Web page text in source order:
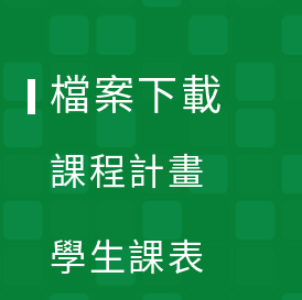
檔案下載
課程計畫
學生課表